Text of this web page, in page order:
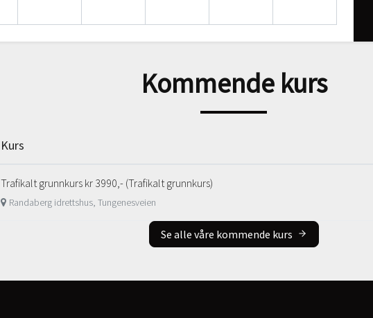
Kommende kurs
Kurs
Trafikalt grunnkurs kr 3990,- (Trafikalt grunnkurs)
Randaberg idrettshus, Tungenesveien
Se alle våre kommende kurs